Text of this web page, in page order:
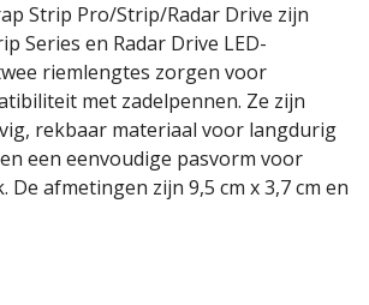
Strip Pro/Strip/Radar Drive zijn
Series en Radar Drive LED-
riemlengtes zorgen voor
met zadelpennen. Ze zijn
rekbaar materiaal voor langdurig
een eenvoudige pasvorm voor
De afmetingen zijn 9,5 cm x 3,7 cm en